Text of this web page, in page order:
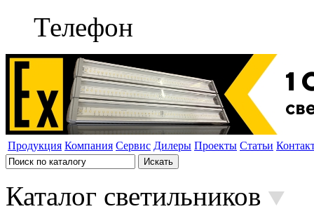
Телефон
Продукция Компания Сервис Дилеры Проекты Статьи
Каталог светильников